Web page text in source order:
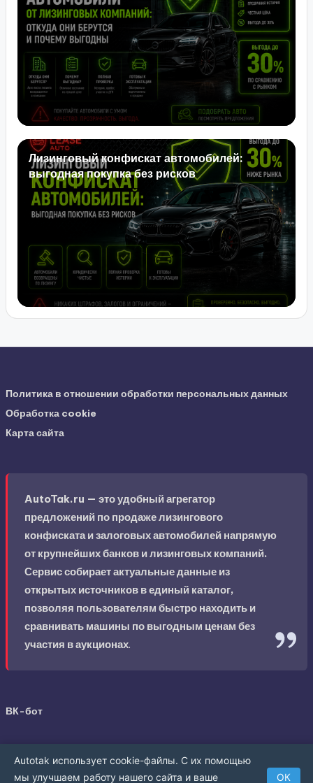
Лизинговый конфискат автомобилей:
выгодная покупка без рисков
Политика в отношении обработки персональных данных
Обработка cookie
Карта сайта
AutoTak.ru — это удобный агрегатор
предложений по продаже лизингового
конфиската и залоговых автомобилей напрямую
от крупнейших банков и лизинговых компаний.
Сервис собирает актуальные данные из
открытых источников в единый каталог,
позволяя пользователям быстро находить и
сравнивать машины по выгодным ценам без
участия в аукционах.
ВК-бот
Autotak использует cookie-файлы. С их помощью
мы улучшаем работу нашего сайта и ваше
ОК